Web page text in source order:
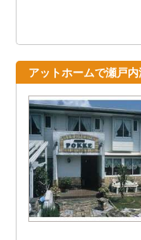
アットホームで瀬戸